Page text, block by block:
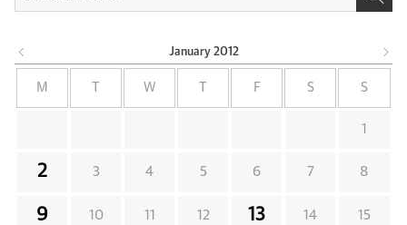
January 2012
M W F S S
1
2 3 4 5 6 7 8
9 10 11 12 13 14 15